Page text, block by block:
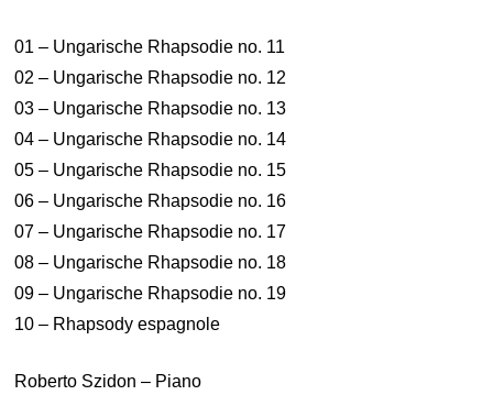
01 – Ungarische Rhapsodie no. 11
02 – Ungarische Rhapsodie no. 12
03 – Ungarische Rhapsodie no. 13
04 – Ungarische Rhapsodie no. 14
05 – Ungarische Rhapsodie no. 15
06 – Ungarische Rhapsodie no. 16
07 – Ungarische Rhapsodie no. 17
08 – Ungarische Rhapsodie no. 18
09 – Ungarische Rhapsodie no. 19
10 – Rhapsody espagnole
Roberto Szidon – Piano